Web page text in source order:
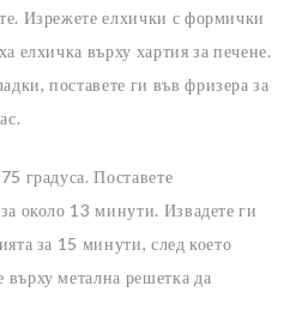
Изрежете елхички с формички
елхичка върху хартия за печене.
поставете ги във фризера за
градуса. Поставете
около 13 минути. Извадете ги
за 15 минути, след което
върху метална решетка да